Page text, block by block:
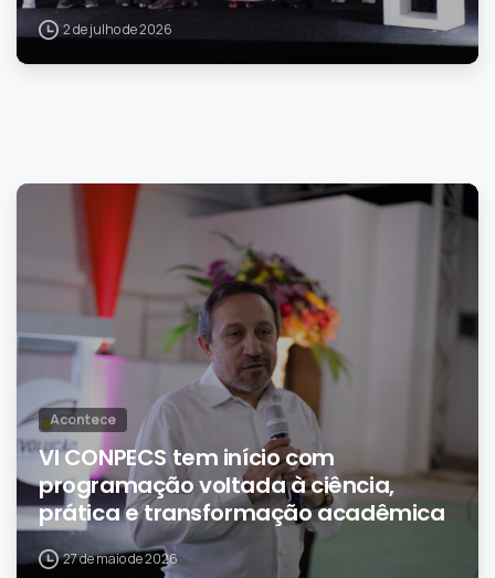
2 de julho de 2026
Acontece
VI CONPECS tem início com
programação voltada à ciência,
prática e transformação acadêmica
27 de maio de 2026